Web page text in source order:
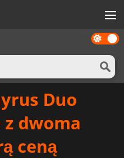
Dark
mode
Duo
z dwoma
ceną